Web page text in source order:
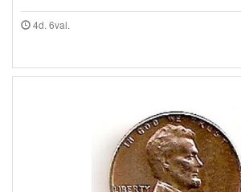
4d. 6val.